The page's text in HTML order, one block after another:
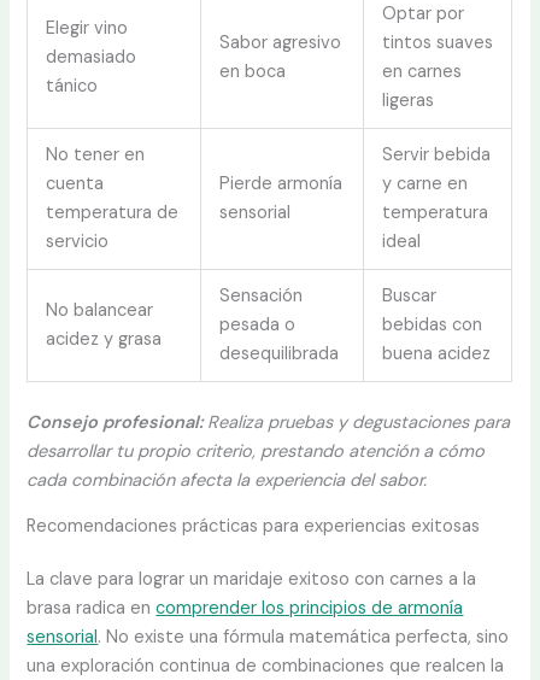
Elegir vino
demasiado
tánico
Sabor agresivo
en boca
Optar por
tintos suaves
en carnes
ligeras
No tener en
cuenta
temperatura de
servicio
Pierde armonía
sensorial
Servir bebida
y carne en
temperatura
ideal
No balancear
acidez y grasa
Sensación
pesada o
desequilibrada
Buscar
bebidas con
buena acidez
Consejo profesional: Realiza pruebas y degustaciones para
desarrollar tu propio criterio, prestando atención a cómo
cada combinación afecta la experiencia del sabor.
Recomendaciones prácticas para experiencias exitosas
La clave para lograr un maridaje exitoso con carnes a la
brasa radica encomprender los principios de armonía
sensorial. No existe una fórmula matemática perfecta, sino
una exploración continua de combinaciones que realcen la